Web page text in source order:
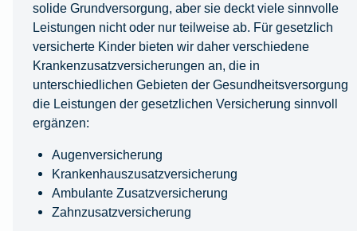
solide Grundversorgung, aber sie deckt viele sinnvolle
Leistungen nicht oder nur teilweise ab. Für gesetzlich
versicherte Kinder bieten wir daher verschiedene
Krankenzusatzversicherungen an, die in
unterschiedlichen Gebieten der Gesundheitsversorgung
die Leistungen der gesetzlichen Versicherung sinnvoll
ergänzen:
Augenversicherung
Krankenhauszusatzversicherung
Ambulante Zusatzversicherung
Zahnzusatzversicherung